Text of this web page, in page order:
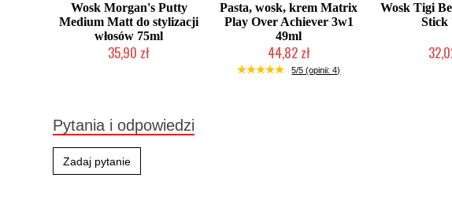
Wosk Morgan's Putty
Medium Matt do stylizacji
włosów 75ml
35,90 zł
Pasta, wosk, krem Matrix
Play Over Achiever 3w1
49ml
44,82 zł
Produkt wycofany
5/5 (opinii: 4)
Wosk Tigi
Stick
Pytania i odpowiedzi
Zadaj pytanie